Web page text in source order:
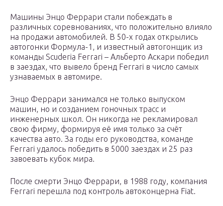
Машины Энцо Феррари стали побеждать в
различных соревнованиях, что положительно влияло
на продажи автомобилей. В 50-х годах открылись
автогонки Формула-1, и известный автогонщик из
команды Scuderia Ferrari – Альберто Аскари победил
в заездах, что вывело бренд Ferrari в число самых
узнаваемых в автомире.
Энцо Феррари занимался не только выпуском
машин, но и созданием гоночных трасс и
инженерных школ. Он никогда не рекламировал
свою фирму, формируя её имя только за счёт
качества авто. За годы его руководства, команде
Ferrari удалось победить в 5000 заездах и 25 раз
завоевать кубок мира.
После смерти Энцо Феррари, в 1988 году, компания
Ferrari перешла под контроль автоконцерна Fiat.